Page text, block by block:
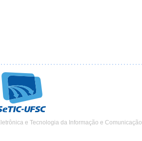
e Tecnologia da Informação e Comunicação